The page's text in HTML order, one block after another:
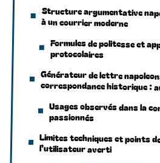
Structure argumentative
à un courrier moderne
Formules de politesse et
protocolaires
Générateur de lettre
correspondance historique :
Usages observés dans la
passionnés
Limites techniques et points
l’utilisateur averti